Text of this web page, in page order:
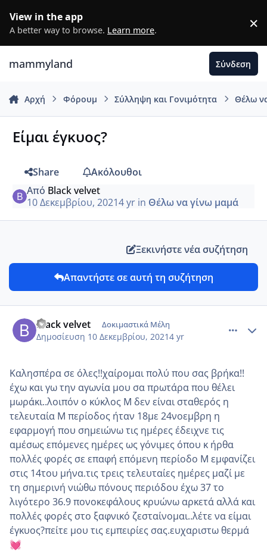
View in the app
A better way to browse. Learn more. ×
mammyland Σύνδεση
Αρχή Φόρουμ Σύλληψη και Γονιμότητα Θέλω
Είμαι έγκυος?
Share
Ακόλουθοι
Από Black velvet
10 Δεκεμβρίου, 20214 yrin Θέλω να γίνω μαμά
Ξεκινήστε νέα συζήτηση
Απαντήστε σε αυτή τη συζήτηση
Black velvet Δοκιμαστικά Μέλη
Δημοσίευση 10 Δεκεμβρίου, 20214 yr
Καλησπέρα σε όλες!!χαίρομαι πολύ που σας βρήκα!!
έχω και γω την αγωνία μου σα πρωτάρα που θέλει
μωράκι..λοιπόν ο κύκλος Μ δεν είναι σταθερός η
τελευταία Μ περίοδος ήταν 18με 24νοεμβρη η
εφαρμογή που σημειώνω τις ημέρες έδειχνε τις
αμέσως επόμενες ημέρες ως γόνιμες όπου κ ήρθα
πολλές φορές σε επαφή επόμενη περίοδο Μ εμφανίζει
στις 14του μήνα.τις τρεις τελευταίες ημέρες μαζί με
τη σημερινή νιώθω πόνους περιόδου έχω 37 το
λιγότερο 36.9 πονοκεφάλους κρυώνω αρκετά αλλά και
πολλές φορές στο ξαφνικό ζεσταίνομαι..λέτε να είμαι
έγκυος?πείτε μου τις εμπειρίες σας.ευχαριστω θερμά
💓